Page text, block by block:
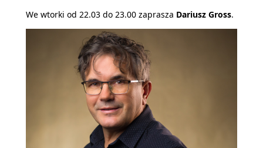
We wtorki od 22.03 do 23.00 zaprasza Dariusz Gross.